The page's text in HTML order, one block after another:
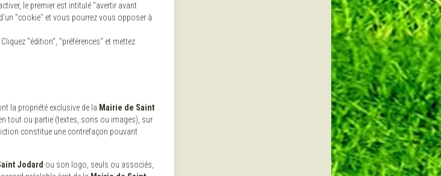
le premier est intitulé "avertir avant
"cookie" et vous pourrez vous opposer à
Cliquez "édition", "préférences" et mettez
la propriété exclusive de la Mairie de Saint
tout ou partie (textes, sons ou images), sur
constitue une contrefaçon pouvant
Jodard ou son logo, seuls ou associés,